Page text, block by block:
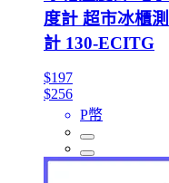
度計 超市冰櫃
計 130-ECITG
$197
$256
P幣